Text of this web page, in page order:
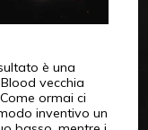
è una
vecchia
ormai ci
inventivo un